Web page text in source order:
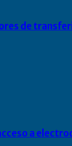
de
a